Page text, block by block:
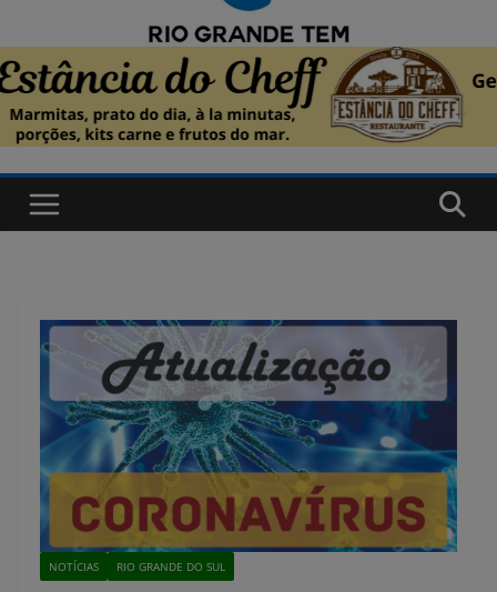
NOTÍCIAS RIO GRANDE DO SUL